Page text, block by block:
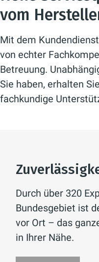
vom
Mit dem
von echter
Betreuung.
Sie haben, erhalten
fachkundige
Durch über 320
Bundesgebiet ist
vor Ort – das
in Ihrer Nähe.